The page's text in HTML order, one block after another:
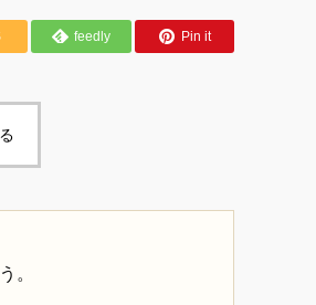
feedly Pin it
。